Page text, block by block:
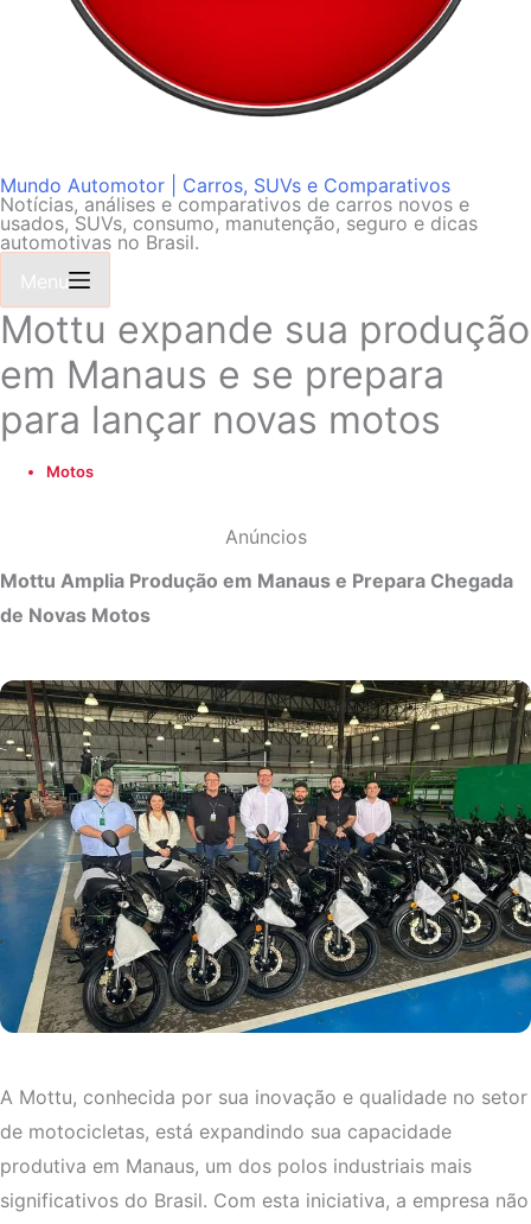
Mundo Automotor | Carros, SUVs e Comparativos
Notícias, análises e comparativos de carros novos e
usados, SUVs, consumo, manutenção, seguro e dicas
automotivas no Brasil.
Menu
Mottu expande sua produção
em Manaus e se prepara
para lançar novas motos
Motos
Anúncios
Mottu Amplia Produção em Manaus e Prepara Chegada
de Novas Motos
A Mottu, conhecida por sua inovação e qualidade no setor
de motocicletas, está expandindo sua capacidade
produtiva em Manaus, um dos polos industriais mais
significativos do Brasil. Com esta iniciativa, a empresa não